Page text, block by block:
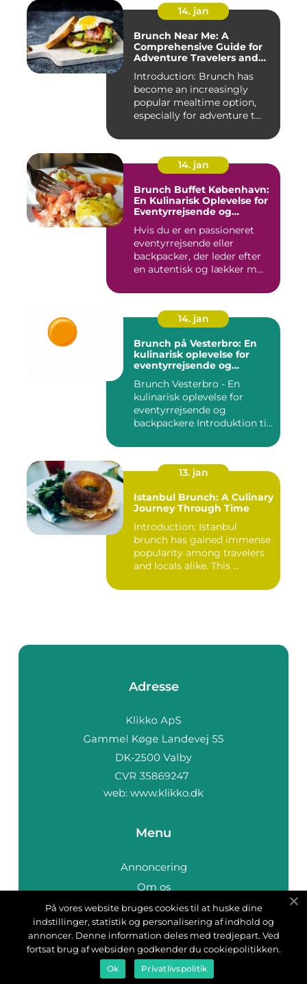
14. jan
Brunch Near Me: A
Comprehensive Guide for
Adventure Travelers and
Introduction: Brunch has
become an increasingly
popular mealtime option,
especially for adventure t...
14. jan
Brunch Buffet København:
En Kulinarisk Oplevelse for
Eventyrrejsende og
Hvis du er en passioneret
eventyrrejsende eller
backpacker, der leder efter
en autentisk og lækker m...
14. jan
Brunch på Vesterbro: En
kulinarisk oplevelse for
eventyrrejsende og
Brunch Vesterbro - En
kulinarisk oplevelse for
eventyrrejsende og
backpackere Introduktion til
13. jan
Istanbul Brunch: A Culinary
Journey Through Time
Introduction: Istanbul
brunch has gained immense
popularity among travelers
and locals alike. This ...
Adresse
web: www.klikko.dk
Menu
Annoncering
Om os
Cookies
Kontakt os
Sitemap
På vores website bruges cookies til at huske dine
indstillinger, statistik og personalisering af indhold og
annoncer. Denne information deles med tredjepart. Ved
fortsat brug af websiden godkender du cookiepolitikken.
Ok Privatlivspolitik